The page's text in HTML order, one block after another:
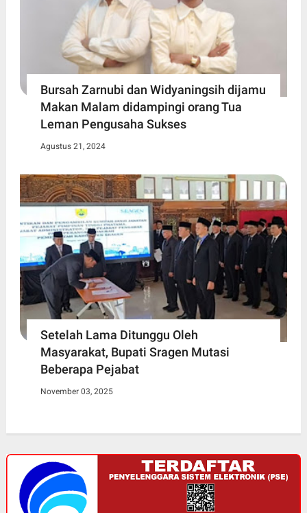
Bursah Zarnubi dan Widyaningsih dijamu
Makan Malam didampingi orang Tua
Leman Pengusaha Sukses
Agustus 21, 2024
Setelah Lama Ditunggu Oleh
Masyarakat, Bupati Sragen Mutasi
Beberapa Pejabat
November 03, 2025